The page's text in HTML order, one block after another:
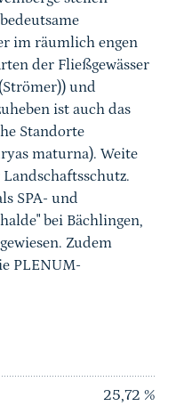
im räumlich engen
der Fließgewässer
und
ist auch das
Standorte
maturna). Weite
Landschaftsschutz.
SPA- und
bei Bächlingen,
Zudem
PLENUM-
25,72 %